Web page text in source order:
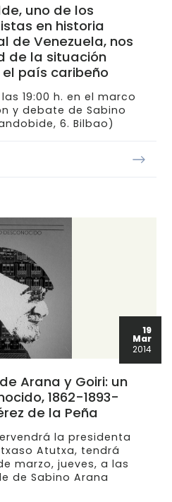
uno de los
en historia
de Venezuela, nos
de la situación
país caribeño
19:00 h. en el marco
y debate de Sabino
6. Bilbao)
19
Mar
2014
Arana y Goiri: un
1862-1893-
de la Peña
la presidenta
Itxaso Atutxa, tendrá
marzo, jueves, a las
de Sabino Arana